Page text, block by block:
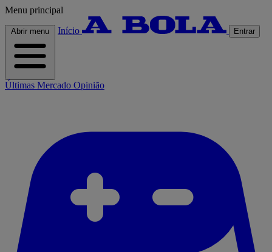
Menu principal
Abrir menu Início Entrar
Últimas Mercado Opinião